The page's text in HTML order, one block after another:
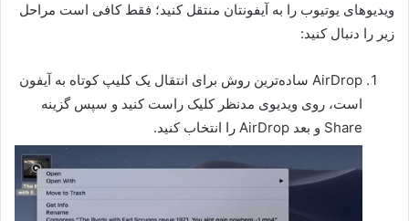
ویدیوهای یوتیوب را به آیفونتان منتقل کنید؛ فقط کافی است مراحل
زیر را دنبال کنید:
AirDrop ساده‌ترین روش برای انتقال یک کلیپ کوتاه به آیفون
است، روی ویدیوی مدنظر کلیک راست کنید و سپس گزینه
Share و بعد AirDrop را انتخاب کنید.